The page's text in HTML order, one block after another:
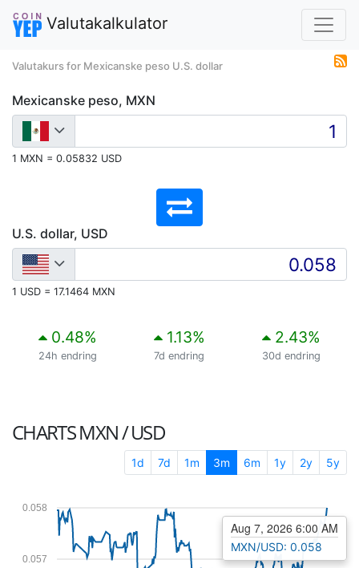
Valutakalkulator
Valutakurs for Mexicanske peso U.S. dollar
Mexicanske peso, MXN
1 MXN = 0.05832 USD
U.S. dollar, USD
1 USD = 17.1464 MXN
0.48%
24h endring
1.13%
7d endring
2.43%
30d endring
CHARTSMXN / USD
1d 7d 1m 3m 6m 1y 2y 5y
0.057
0.058
Aug 7, 2026 6:00 AM
MXN/USD: 0.058